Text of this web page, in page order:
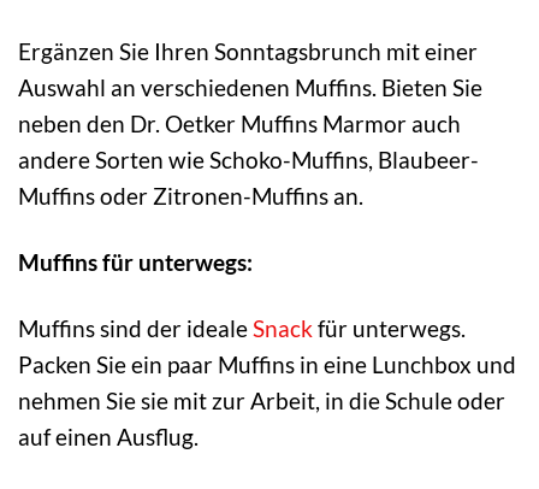
Ergänzen Sie Ihren Sonntagsbrunch mit einer
Auswahl an verschiedenen Muffins. Bieten Sie
neben den Dr. Oetker Muffins Marmor auch
andere Sorten wie Schoko-Muffins, Blaubeer-
Muffins oder Zitronen-Muffins an.
Muffins für unterwegs:
Muffins sind der idealeSnack für unterwegs.
Packen Sie ein paar Muffins in eine Lunchbox und
nehmen Sie sie mit zur Arbeit, in die Schule oder
auf einen Ausflug.